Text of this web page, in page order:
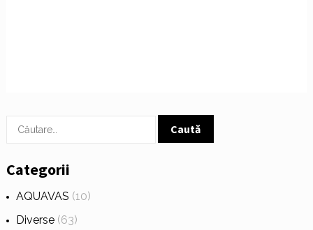
Caută
Categorii
AQUAVAS (10)
Diverse(63)